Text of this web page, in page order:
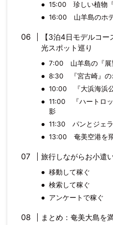
15:00 珍しい植物
16:00 山羊島のホ
【3泊4日モデルコ
光スポット巡り
7:00 山羊島の『展
8:30 『宮古崎』の
10:00 『大浜海浜
11:00 『ハートロ
影
11:30 パンとジェ
13:00 奄美空港を
旅行しながらお小遣
移動して稼ぐ
検索して稼ぐ
アンケートで稼ぐ
まとめ：奄美大島を